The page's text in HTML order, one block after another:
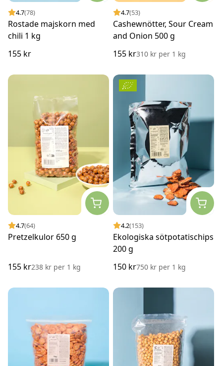
4.7(78)
Rostade majskorn med
chili 1 kg
155 kr
4.7(53)
Cashewnötter, Sour Cream
and Onion 500 g
155 kr310 kr per 1 kg
4.7(64)
Pretzelkulor 650 g
155 kr238 kr per 1 kg
4.2(153)
Ekologiska sötpotatischips
200 g
150 kr750 kr per 1 kg